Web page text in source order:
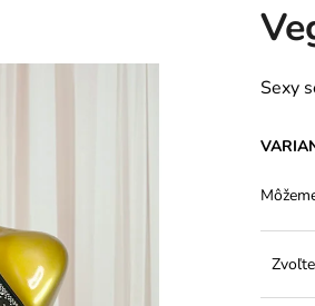
produktu
je
z
5
Sexy